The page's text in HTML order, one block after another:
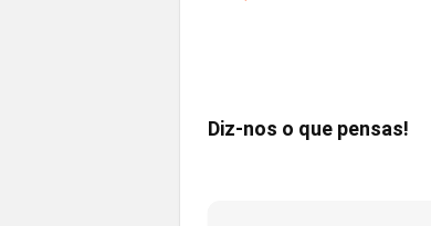
Diz-nos o que pensas!